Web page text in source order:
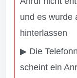
und es wurde
hinterlassen
▶ Die
scheint ein